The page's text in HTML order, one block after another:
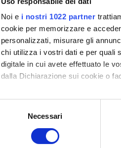
Noi e i nostri 1022 partner
cookie per memorizzare e
personalizzati, misurare gli
chi utilizza i vostri dati e per quali
digitale in cui avete effettuato le
dalla Dichiarazione sui cookie o
Con il tuo consenso, vorremmo
raccogliere informazioni
digitali).
Necessari
NUMERO
ANNO
1998